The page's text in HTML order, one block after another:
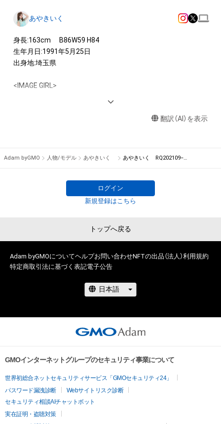
あやきいく
身長:163cm 　B86W59 H84
生年月日:1991年5月25日
出身地:埼玉県
<IMAGE GIRL>
翻訳（AI）を表示
Adam byGMO 人物/モデル あやきいく あやきいく RQ202109−04
ログイン
新規登録はこちら
トップへ戻る
Adam byGMOについてヘルプお問い合わせNFTの出品（法人）利用規約
特定商取引法に基づく表記電子公告
GMOインターネットグループのセキュリティ事業について
世界初総合ネットセキュリティサービス「GMOセキュリティ24」
パスワード漏洩診断
Webサイトリスク診断
セキュリティ相談AIチャットボット
実在証明・盗聴対策